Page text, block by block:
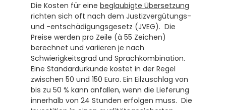
Die Kosten für eine beglaubigte Übersetzung
richten sich oft nach dem Justizvergütungs-
und -entschädigungsgesetz (JVEG).  Die
Preise werden pro Zeile (à 55 Zeichen)
berechnet und variieren je nach
Schwierigkeitsgrad und Sprachkombination.
Eine Standardurkunde kostet in der Regel
zwischen 50 und 150 Euro. Ein Eilzuschlag von
bis zu 50 % kann anfallen, wenn die Lieferung
innerhalb von 24 Stunden erfolgen muss.  Die